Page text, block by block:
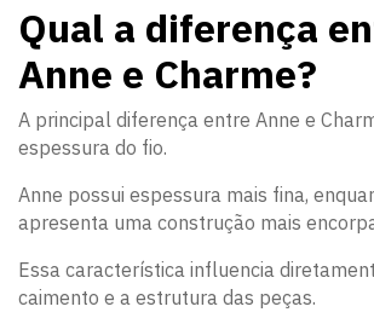
Qual a diferença
Anne e Charme?
A principal diferença entre Anne e
espessura do fio.
Anne possui espessura mais fina,
apresenta uma construção mais
Essa característica influencia
caimento e a estrutura das peças.